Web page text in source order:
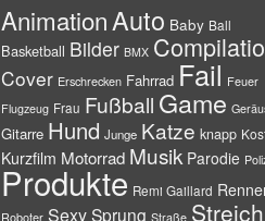
AnimationAuto Baby Ball
Basketball Bilder BMX
Cover Erschrecken Fahrrad Fail Feuer
Flugzeug Frau Fußball Game
Gitarre Hund Junge Katze knapp
Kurzfilm Motorrad Musik Parodie
Produkte Remi Gaillard
Roboter SexySprung Straße Streich